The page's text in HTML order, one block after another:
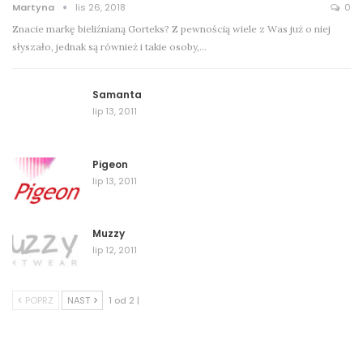
Martyna lis 26, 2018 0
Znacie markę bieliźnianą Gorteks? Z pewnością wiele z Was już o niej
słyszało, jednak są również i takie osoby,…
Samanta
lip 13, 2011
Pigeon
lip 13, 2011
Muzzy
lip 12, 2011
POPRZ NAST 1 od 2 |